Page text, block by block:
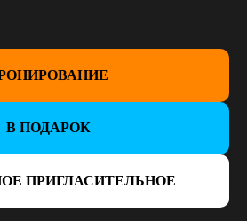
В ПОДАРОК
ПРИГЛАСИТЕЛЬНОЕ